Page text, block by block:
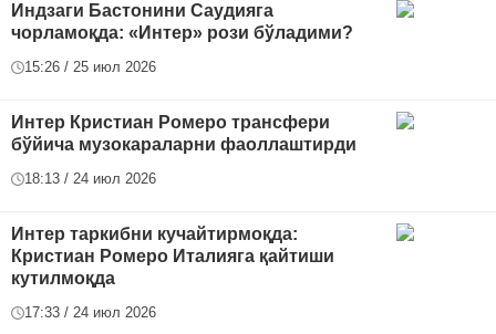
Индзаги Бастонини Саудияга
чорламоқда: «Интер» рози бўладими?
15:26 / 25 июл 2026
Интер Кристиан Ромеро трансфери
бўйича музокараларни фаоллаштирди
18:13 / 24 июл 2026
Интер таркибни кучайтирмоқда:
Кристиан Ромеро Италияга қайтиши
кутилмоқда
17:33 / 24 июл 2026